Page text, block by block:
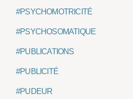
#PSYCHOMOTRICITÉ
#PSYCHOSOMATIQUE
#PUBLICATIONS
#PUBLICITÉ
#PUDEUR